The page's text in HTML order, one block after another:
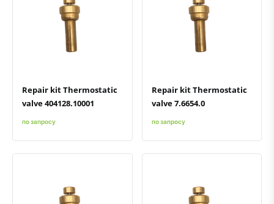
Быстрый просмотрДобавить к сравнению
Repair kit Thermostatic
valve 404128.10001
по запросу
Быстрый просмотрДобавить к сравнению
Repair kit Thermostatic
valve 7.6654.0
по запросу